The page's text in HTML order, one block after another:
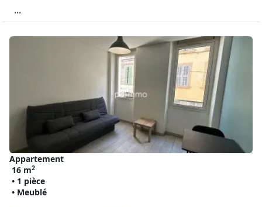
...
Appartement
16 m2
• 1 pièce
• Meublé